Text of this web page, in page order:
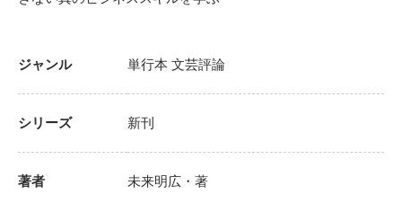
ジャンル 単行本 文芸評論
シリーズ 新刊
著者 未来明広 ・著